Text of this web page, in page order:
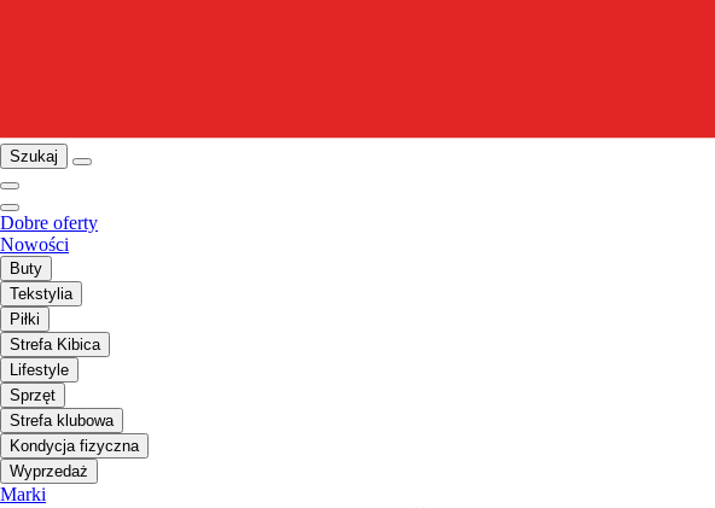
Szukaj
Dobre oferty
Nowości
Buty
Tekstylia
Piłki
Strefa Kibica
Lifestyle
Sprzęt
Strefa klubowa
Kondycja fizyczna
Wyprzedaż
Marki